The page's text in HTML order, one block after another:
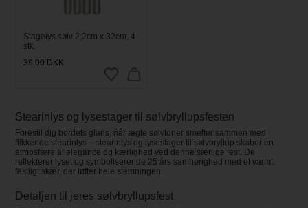
Stagelys sølv 2,2cm x 32cm, 4
stk.
39,00 DKK
Stearinlys og lysestager til sølvbryllupsfesten
Forestil dig bordets glans, når ægte sølvtoner smelter sammen med
flikkende stearinlys – stearinlys og lysestager til sølvbryllup skaber en
atmosfære af elegance og kærlighed ved denne særlige fest. De
reflekterer lyset og symboliserer de 25 års samhørighed med et varmt,
festligt skær, der løfter hele stemningen.
Detaljen til jeres sølvbryllupsfest